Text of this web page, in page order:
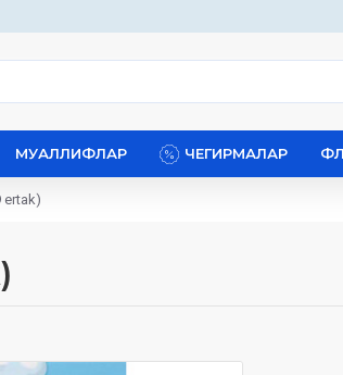
МУАЛЛИФЛАР ЧЕГИРМАЛАР
ertak)